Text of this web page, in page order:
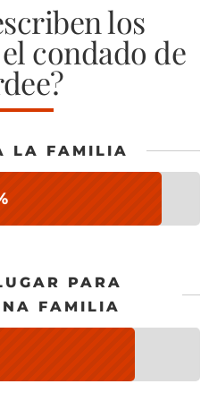
los
condado de
LA FAMILIA
PARA
FAMILIA